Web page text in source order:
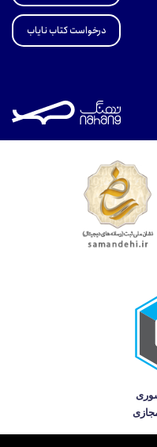
درخواست کتاب نایاب